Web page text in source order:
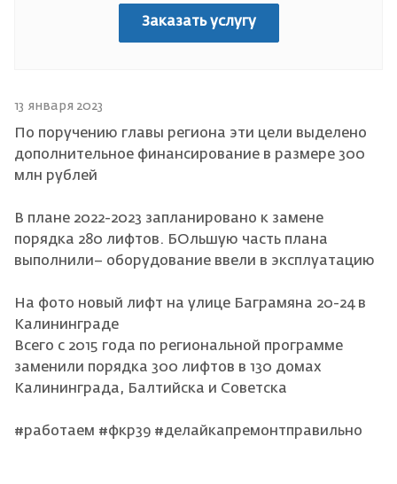
Заказать услугу
13 января 2023
По поручению главы региона эти цели выделено
дополнительное финансирование в размере 300
млн рублей
В плане 2022-2023 запланировано к замене
порядка 280 лифтов. БОльшую часть плана
выполнили– оборудование ввели в эксплуатацию
На фото новый лифт на улице Баграмяна 20-24 в
Калининграде
Всего с 2015 года по региональной программе
заменили порядка 300 лифтов в 130 домах
Калининграда, Балтийска и Советска
#работаем #фкр39 #делайкапремонтправильно